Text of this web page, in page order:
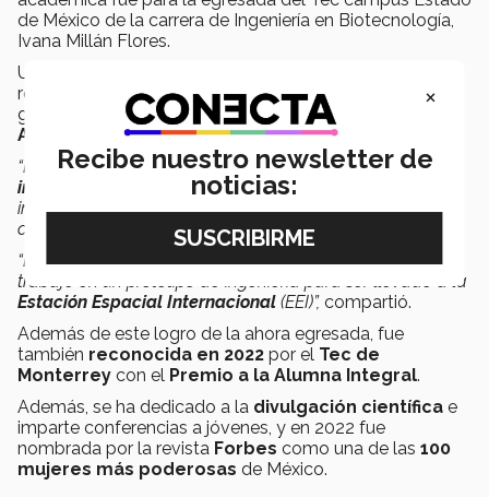
de México de la carrera de Ingeniería en Biotecnología,
Ivana Millán Flores.
Uno de los proyectos más destacados que
recuerda y que le valieron para su reconocimiento del
gobierno municipal, fue el que la llevó a la
Aeronautics and Space Administration (
“En 2022 fui seleccionada para participar en las
instalaciones de la NASApor un proyecto de
investigación que estudiaba acélulas cancerígenasen
condiciones de
ausencia de gravedad
“Durante una semana fui yentrené como astronautay
trabajé en un prototipo de ingeniería para ser llevado a la
Estación Espacial Internacional (EEI)”, compartió.
Además de este logro de la ahora egresada, fue
también reconocida en 2022 por el Tec de
Monterrey con el Premio a la Alumna Integral.
Además, se ha dedicado a la divulgación científica e
imparte conferencias a jóvenes, y en 2022 fue
nombrada por la revista Forbes como una de las 100
mujeres más poderosas de México.
×
Recibe nuestro newsletter de
noticias: